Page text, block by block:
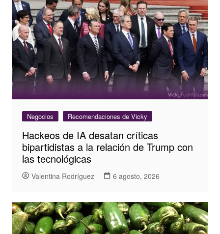
Negocios Recomendaciones de Vicky
Hackeos de IA desatan críticas
bipartidistas a la relación de Trump con
las tecnológicas
Valentina Rodríguez 6 agosto, 2026